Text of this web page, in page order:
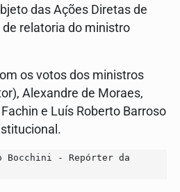
das Ações Diretas de
relatoria do ministro
os votos dos ministros
Alexandre de Moraes,
e Luís Roberto Barroso
Bocchini - Repórter da